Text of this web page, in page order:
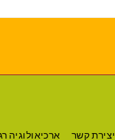
יצירת קשר ארכיאולוגיה